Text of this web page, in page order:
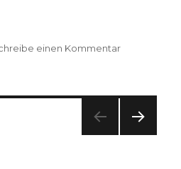
einen Kommentarzu